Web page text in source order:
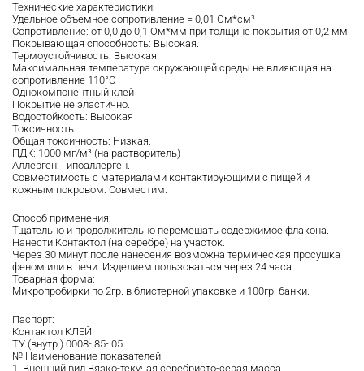
Технические характеристики:
Удельное объемное сопротивление = 0,01 Ом*см³
Сопротивление: от 0,0 до 0,1 Ом*мм при толщине покрытия от 0,2 мм.
Покрывающая способность: Высокая.
Термоустойчивость: Высокая.
Максимальная температура окружающей среды не влияющая на
сопротивление 110°С
Однокомпонентный клей
Покрытие не эластично.
Водостойкость: Высокая
Токсичность:
Общая токсичность: Низкая.
ПДК: 1000 мг/м³ (на растворитель)
Аллерген: Гипоаллерген.
Совместимость с материалами контактирующими с пищей и
кожным покровом: Совместим.
Способ применения:
Тщательно и продолжительно перемешать содержимое флакона.
Нанести Контактол (на серебре) на участок.
Через 30 минут после нанесения возможна термическая просушка
феном или в печи. Изделием пользоваться через 24 часа.
Товарная форма:
Микропробирки по 2гр. в блистерной упаковке и 100гр. банки.
Паспорт:
Контактол КЛЕЙ
ТУ (внутр.) 0008- 85- 05
№ Наименование показателей
1. Внешний вид Вязко-текучая серебристо-серая масса